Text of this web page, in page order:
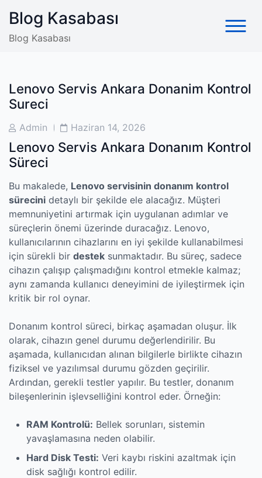
content
Blog Kasabası
Blog Kasabası
Lenovo Servis Ankara Donanim Kontrol
Sureci
PostAdmin
PostHaziran 14, 2026
Lenovo Servis Ankara Donanım Kontrol
Süreci
Bu makalede, Lenovo servisinin donanım kontrol
sürecini detaylı bir şekilde ele alacağız. Müşteri
memnuniyetini artırmak için uygulanan adımlar ve
süreçlerin önemi üzerinde duracağız. Lenovo,
kullanıcılarının cihazlarını en iyi şekilde kullanabilmesi
için sürekli bir destek sunmaktadır. Bu süreç, sadece
cihazın çalışıp çalışmadığını kontrol etmekle kalmaz;
aynı zamanda kullanıcı deneyimini de iyileştirmek için
kritik bir rol oynar.
Donanım kontrol süreci, birkaç aşamadan oluşur. İlk
olarak, cihazın genel durumu değerlendirilir. Bu
aşamada, kullanıcıdan alınan bilgilerle birlikte cihazın
fiziksel ve yazılımsal durumu gözden geçirilir.
Ardından, gerekli testler yapılır. Bu testler, donanım
bileşenlerinin işlevselliğini kontrol eder. Örneğin:
RAM Kontrolü: Bellek sorunları, sistemin
yavaşlamasına neden olabilir.
Hard Disk Testi: Veri kaybı riskini azaltmak için
disk sağlığı kontrol edilir.